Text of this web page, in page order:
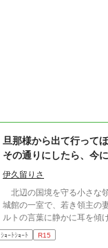
旦那様から出て行って
その通りにしたら、今
届きました
伊久留りさ
北辺の国境を守る小さな
城館の一室で、若き領主の
ルトの言葉に静かに耳を傾
君にはもう少し、この城
レオンハルトの声は、いつ
ｼｮｰﾄｼｮｰﾄ R15